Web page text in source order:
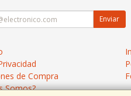
Enviar
de Compra
Somos?